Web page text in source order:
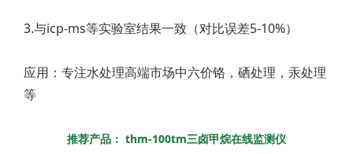
3.与icp-ms等实验室结果一致（对比误差5-10%）
应用：专注水处理高端市场中六价铬，硒处理，汞处理
等
推荐产品： thm-100tm三卤甲烷在线监测仪